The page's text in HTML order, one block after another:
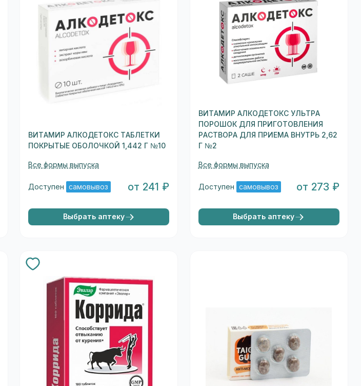
ВИТАМИР АЛКОДЕТОКС ТАБЛЕТКИ
ПОКРЫТЫЕ ОБОЛОЧКОЙ 1,442 Г №10
Все формы выпуска
Доступен самовывоз от 241 ₽
Выбрать аптеку
ВИТАМИР АЛКОДЕТОКС УЛЬТРА
ПОРОШОК ДЛЯ ПРИГОТОВЛЕНИЯ
РАСТВОРА ДЛЯ ПРИЕМА ВНУТРЬ 2,62
Г №2
Все формы выпуска
Доступен самовывоз от 273 ₽
Выбрать аптеку